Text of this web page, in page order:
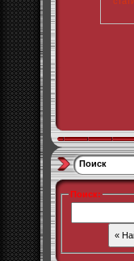
Поиск
Поиск: